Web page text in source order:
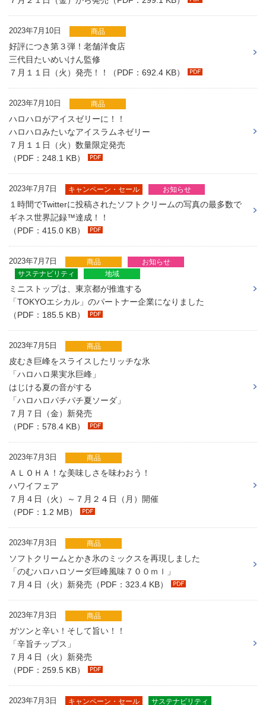
2023年7月10日 商品
好評につき第３弾！老舗洋食店
三代目たいめいけん監修
７月１１日（火）発売！！（PDF：692.4 KB）
2023年7月10日 商品
ハロハロがアイスゼリーに！！
ハロハロみたいなアイスラムネゼリー
７月１１日（火）数量限定発売
（PDF：248.1 KB）
2023年7月7日 キャンペーン・セール お知らせ
１時間でTwitterに投稿されたソフトクリームの写真の最多数で
ギネス世界記録™達成！！
（PDF：415.0 KB）
2023年7月7日 商品
お知らせ
サステナビリティ
地域
ミニストップは、東京都が推進する
「TOKYOエシカル」のパートナー企業になりました
（PDF：185.5 KB）
2023年7月5日 商品
皮むき巨峰をスライスしたリッチな氷
「ハロハロ果実氷巨峰」
はじける夏の音がする
「ハロハロパチパチ夏ソーダ」
７月７日（金）新発売
（PDF：578.4 KB）
2023年7月3日 商品
ＡＬＯＨＡ！な美味しさを味わおう！
ハワイフェア
７月４日（火）～７月２４日（月）開催
（PDF：1.2 MB）
2023年7月3日 商品
ソフトクリームとかき氷のミックスを再現しました
「のむハロハロソーダ巨峰風味７００ｍｌ」
７月４日（火）新発売（PDF：323.4 KB）
2023年7月3日 商品
ガツンと辛い！そして旨い！！
「辛旨チップス」
７月４日（火）新発売
（PDF：259.5 KB）
2023年7月3日 キャンペーン・セール サステナビリティ